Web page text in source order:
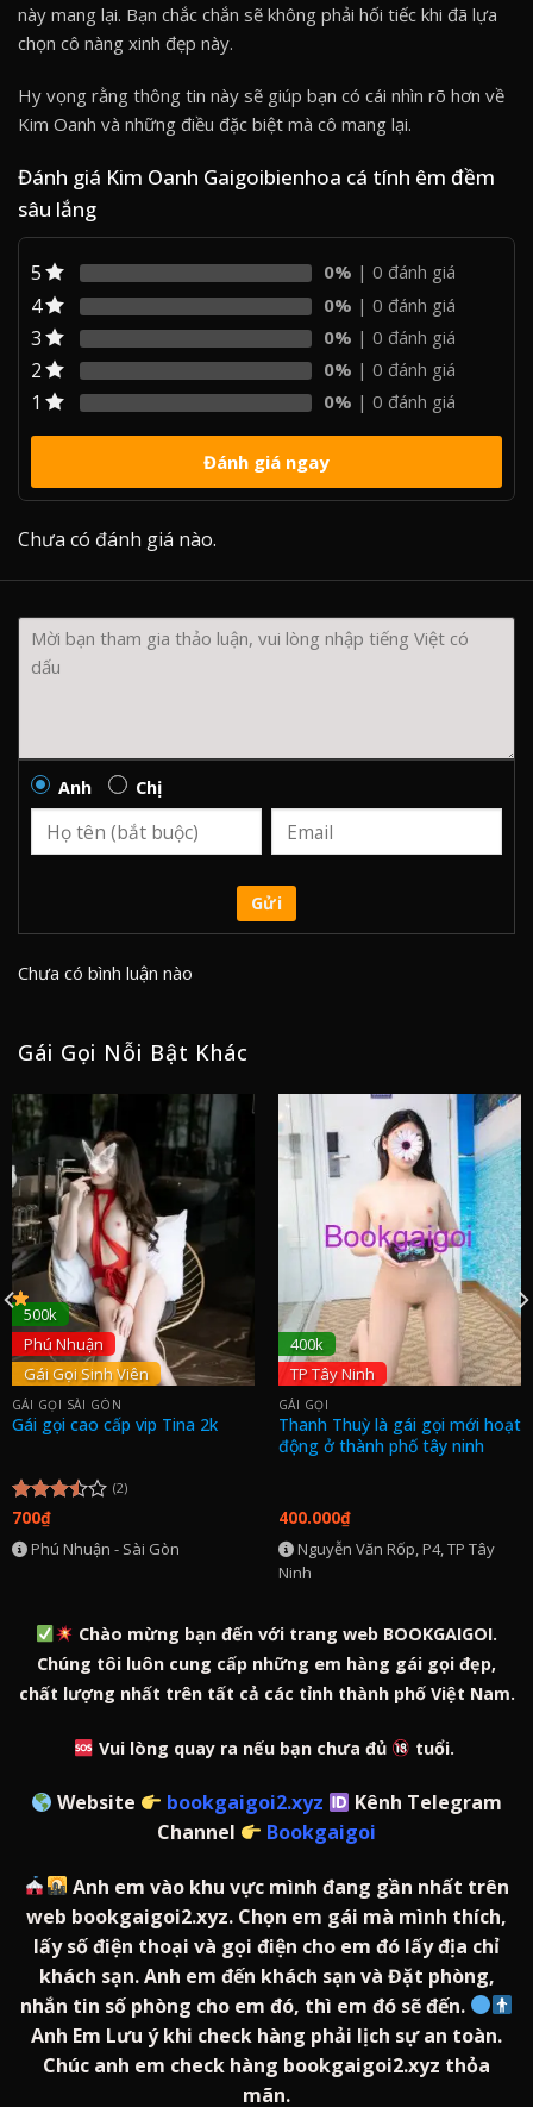
này mang lại. Bạn chắc chắn sẽ không phải hối tiếc khi đã lựa
chọn cô nàng xinh đẹp này.
Hy vọng rằng thông tin này sẽ giúp bạn có cái nhìn rõ hơn về
Kim Oanh và những điều đặc biệt mà cô mang lại.
Đánh giá Kim Oanh Gaigoibienhoa cá tính êm đềm
sâu lắng
5 0% | 0 đánh giá
4 0% | 0 đánh giá
3 0% | 0 đánh giá
2 0% | 0 đánh giá
1 0% | 0 đánh giá
Đánh giá ngay
Chưa có đánh giá nào.
Anh Chị
Gửi
Chưa có bình luận nào
Gái Gọi Nỗi Bật Khác
500k
Phú Nhuận
Gái Gọi Sinh Viên
GÁI GỌI SÀI GÒN
Gái gọi cao cấp vip Tina 2k
Được
hạng
(2)
700₫
Phú Nhuận - Sài Gòn
400k
TP Tây Ninh
GÁI GỌI
Thanh Thuỳ là gái gọi mới hoạt
động ở thành phố tây ninh
400.000₫
Nguyễn Văn Rốp, P4, TP Tây
Ninh
Chào mừng bạn đến với trang web BOOKGAIGOI.
Chúng tôi luôn cung cấp những em hàng gái gọi đẹp,
chất lượng nhất trên tất cả các tỉnh thành phố Việt Nam.
Vui lòng quay ra nếu bạn chưa đủ tuổi.
Website bookgaigoi2.xyz
Kênh Telegram
Channel
Bookgaigoi
Anh em vào khu vực mình đang gần nhất trên
web bookgaigoi2.xyz. Chọn em gái mà mình thích,
lấy số điện thoại và gọi điện cho em đó lấy địa chỉ
khách sạn. Anh em đến khách sạn và Đặt phòng,
nhắn tin số phòng cho em đó, thì em đó sẽ đến.
Anh Em Lưu ý khi check hàng phải lịch sự an toàn.
Chúc anh em check hàng bookgaigoi2.xyz thỏa
mãn.